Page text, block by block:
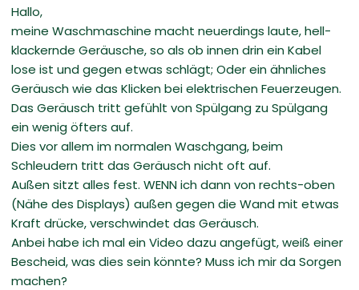
Hallo,
meine Waschmaschine macht neuerdings laute, hell-
klackernde Geräusche, so als ob innen drin ein Kabel
lose ist und gegen etwas schlägt; Oder ein ähnliches
Geräusch wie das Klicken bei elektrischen Feuerzeugen.
Das Geräusch tritt gefühlt von Spülgang zu Spülgang
ein wenig öfters auf.
Dies vor allem im normalen Waschgang, beim
Schleudern tritt das Geräusch nicht oft auf.
Außen sitzt alles fest. WENN ich dann von rechts-oben
(Nähe des Displays) außen gegen die Wand mit etwas
Kraft drücke, verschwindet das Geräusch.
Anbei habe ich mal ein Video dazu angefügt, weiß einer
Bescheid, was dies sein könnte? Muss ich mir da Sorgen
machen?